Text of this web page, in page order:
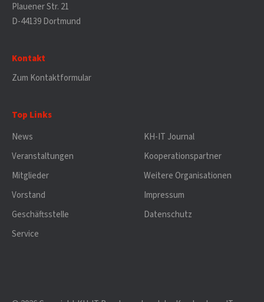
Plauener Str. 21
D-44139 Dortmund
Kontakt
Zum Kontaktformular
Top Links
News
Veranstaltungen
Mitglieder
Vorstand
Geschäftsstelle
Service
KH-IT Journal
Kooperationspartner
Weitere Organisationen
Impressum
Datenschutz